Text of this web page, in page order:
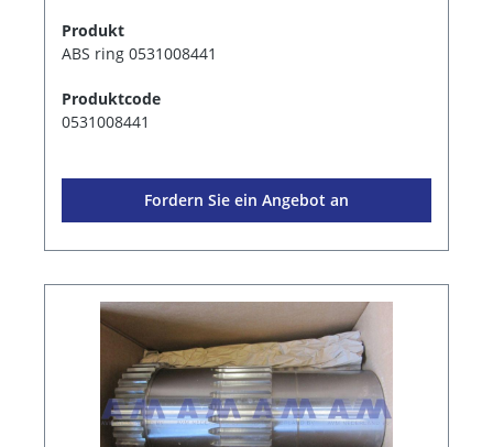
Produkt
ABS ring 0531008441
Produktcode
0531008441
Fordern Sie ein Angebot an